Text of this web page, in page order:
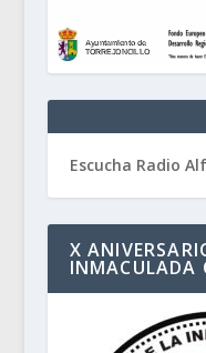
Escucha Radio
X
INMACULADA